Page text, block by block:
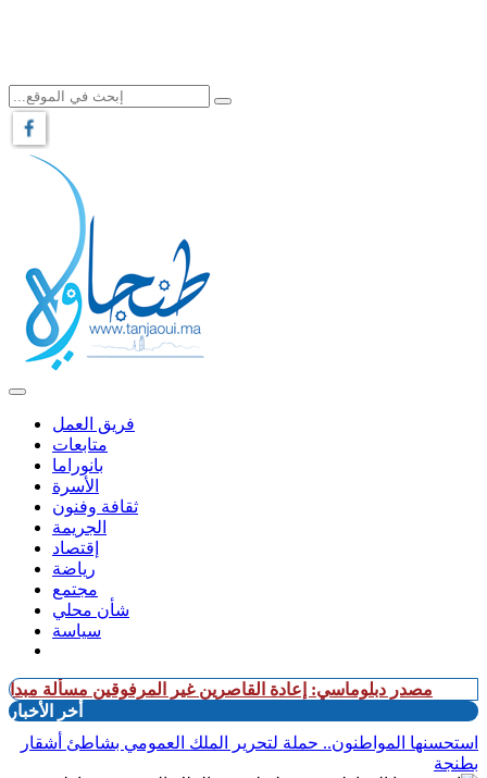
فريق العمل
متابعات
بانوراما
الأسرة
ثقافة وفنون
الجريمة
إقتصاد
رياضة
مجتمع
شأن محلي
سياسة
دبلوماسي: إعادة القاصرين غير المرفوقين مسألة مبدأ قائمة على
أخر الأخبار
استحسنها المواطنون.. حملة لتحرير الملك العمومي بشاطئ أشقار
بطنجة